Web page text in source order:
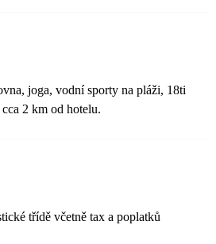
joga, vodní sporty na pláži, 18ti
2 km od hotelu.
třídě včetně tax a poplatků